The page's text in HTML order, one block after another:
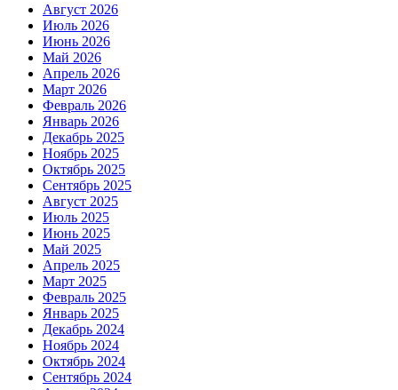
Август 2026
Июль 2026
Июнь 2026
Май 2026
Апрель 2026
Март 2026
Февраль 2026
Январь 2026
Декабрь 2025
Ноябрь 2025
Октябрь 2025
Сентябрь 2025
Август 2025
Июль 2025
Июнь 2025
Май 2025
Апрель 2025
Март 2025
Февраль 2025
Январь 2025
Декабрь 2024
Ноябрь 2024
Октябрь 2024
Сентябрь 2024